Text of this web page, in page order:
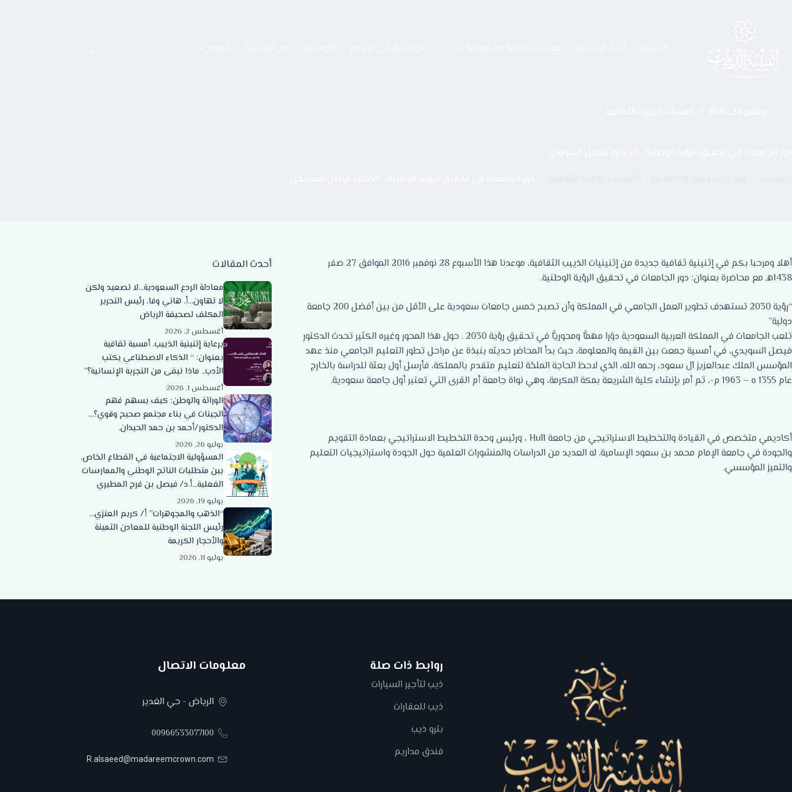
أهلا ومرحبا بكم في إثنينية ثقافية جديدة من إثنينيات الذييب الثقافية، موعدنا هذا الأسبوع 28 نوفمبر 2016 الموافق 27 صفر
1438هـ مع محاضرة بعنوان: دور الجامعات في تحقيق الرؤية الوطنية.
“رؤية 2030 تستهدف تطوير العمل الجامعي في المملكة وأن تصبح خمس جامعات سعودية على الأقل من بين أفضل 200 جامعة
دولية”
تلعب الجامعات في المملكة العربية السعودية دوًرا مهمًّا ومحوريًّا في تحقيق رؤية 2030 . حول هذا المحور وغيره الكثير تحدث الدكتور
فيصل السويدي، في أمسية جمعت بين القيمة والمعلومة، حيث بدأ المحاضر حديثه بنبذة عن مراحل تطور التعليم الجامعي منذ عهد
المؤسس الملك عبدالعزيز آل سعود، رحمه الله، الذي لاحظ الحاجة الملحّة لتعليم متقدم بالمملكة، فأرسل أول بعثة للدراسة بالخارج
عام 1355 ه – 1963 م-، ثم أمر بإنشاء كلية الشريعة بمكة المكرمة، وهي نواة جامعة أم القرى التي تعتبر أول جامعة سعودية.
أكاديمي متخصص في القيادة والتخطيط الاستراتيجي من جامعة Hull ، ورئيس وحدة التخطيط الاستراتيجي بعمادة التقويم
والجودة في جامعة الإمام محمد بن سعود الإسامية. له العديد من الدراسات والمنشورات العلمية حول الجودة واستراتيجيات التعليم
والتميز المؤسسي.
أحدث المقالات
معادلة الردع السعودية…لا تصعيد ولكن
لا تهاون…أ. هاني وفا، رئيس التحرير
المكلف لصحيفة الرياض
أغسطس 2, 2026
برعاية إثنينية الذييب، أمسية ثقافية
بعنوان: “ الذكاء الاصطناعي يكتب
الأدب.. ماذا تبقى من التجربة الإنسانية؟”
أغسطس 1, 2026
الوراثة والوطن: كيف يسهم فهم
الجينات في بناء مجتمع صحيح وقوي؟…
الدكتور/أحمد بن حمد الحيدان.
يوليو 26, 2026
المسؤولية الاجتماعية في القطاع الخاص،
بين متطلبات الناتج الوطني والممارسات
الفعلية…أ.د/ فيصل بن فرج المطيري
يوليو 19, 2026
“الذهب والمجوهرات” أ/ كريم العنزي…
رئيس اللجنة الوطنية للمعادن الثمينة
والأحجار الكريمة
يوليو 11, 2026
روابط ذات صلة
ذيب لتأجير السيارات
ذيب للعقارات
بترو ذيب
فندق مداريم
معلومات الاتصال
الرياض - حي الغدير
00966533077100
R.alsaeed@madareemcrown.com